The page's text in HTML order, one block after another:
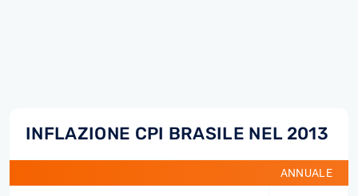
INFLAZIONE CPI BRASILE NEL 2013
ANNUALE